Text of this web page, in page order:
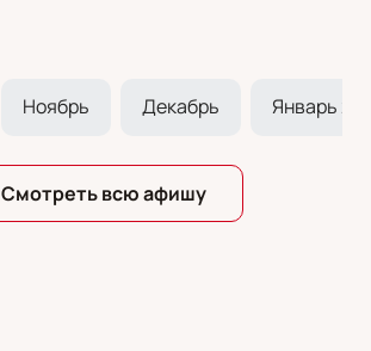
Ноябрь Декабрь Январь
Смотреть всю афишу